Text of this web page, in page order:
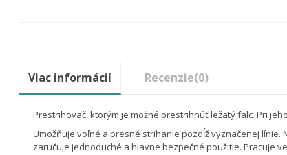
Viac informácií Recenzie(0)
Prestrihovač, ktorým je možné prestrihnúť ležatý falc. Pri
Umožňuje voľné a presné strihanie pozdĺž vyznačenej línie.
zaručuje jednoduché a hlavne bezpečné použitie. Pracuje